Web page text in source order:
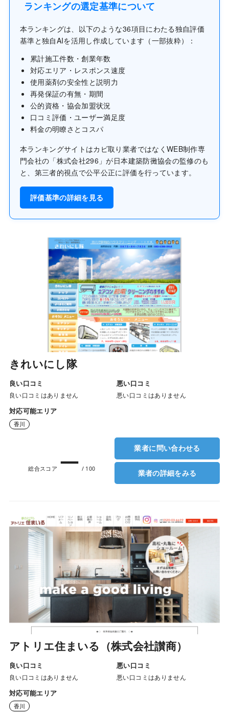
ランキングの選定基準について
本ランキングは、以下のような36項目にわたる独自評価
基準と独自AIを活用し作成しています（一部抜粋）：
累計施工件数・創業年数
対応エリア・レスポンス速度
使用薬剤の安全性と説明力
再発保証の有無・期間
公的資格・協会加盟状況
口コミ評価・ユーザー満足度
料金の明瞭さとコスパ
本ランキングサイトはカビ取り業者ではなくWEB制作専
門会社の「株式会社296」が日本建築防黴協会の監修のも
と、第三者的視点で公平公正に評価を行っています。
評価基準の詳細を見る
きれいにし隊
良い口コミ
良い口コミはありません
悪い口コミ
悪い口コミはありません
対応可能エリア
香川
総合スコア ー / 100
業者に問い合わせる
業者の詳細をみる
アトリエ住まいる（株式会社讃商）
良い口コミ
良い口コミはありません
悪い口コミ
悪い口コミはありません
対応可能エリア
香川